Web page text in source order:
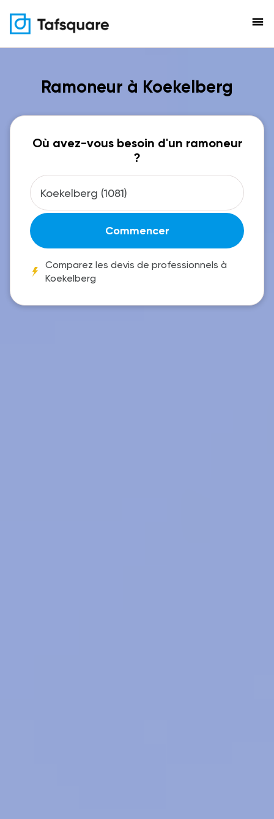
menu
Ramoneur à Koekelberg
Où avez-vous besoin d'un ramoneur
?
Commencer
Comparez les devis de professionnels à
Koekelberg